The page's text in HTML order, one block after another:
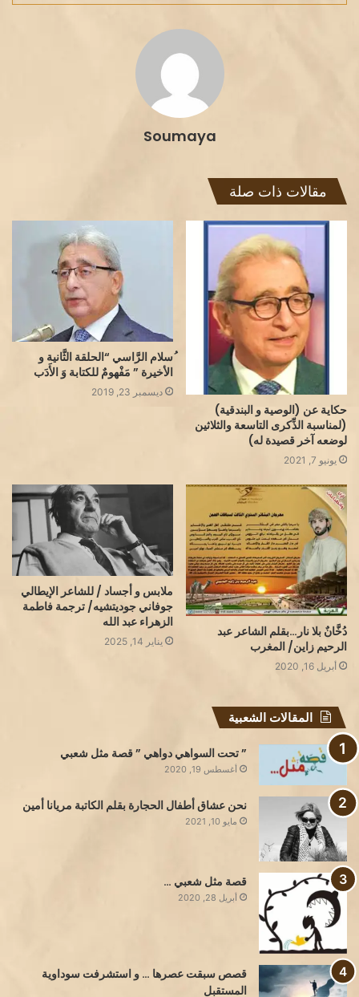
Soumaya
مقالات ذات صلة
حكاية عن (الوصية و البندقية)
(لمناسبة الذِّكرى التاسعة والثلاثين
لوضعه آخر قصيدة له)
يونيو 7, 2021
ُسلام الرَّاسي “الحلقة الثَّانية و
الأخيرة ” مَفْهومٌ للكتابة وَ الأَدَب
ديسمبر 23, 2019
دُخَّانٌ بلا نار…بقلم الشاعر عبد
الرحيم زاين/ المغرب
أبريل 16, 2020
ملابس و أجساد / للشاعر الإيطالي
جوفاني جوديتشيه/ ترجمة فاطمة
الزهراء عبد الله
يناير 14, 2025
المقالات الشعبية
” تحت السواهي دواهي ” قصة مثل شعبي
أغسطس 19, 2020
نحن عشاق أطفال الحجارة بقلم الكاتبة مريانا أمين
مايو 10, 2021
قصة مثل شعبي …
أبريل 28, 2020
قصص سبقت عصرها … و استشرفت سوداوية
المستقبل